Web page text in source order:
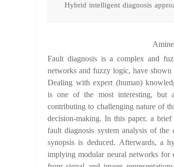
Hybrid intelligent diagnosis
Fault diagnosis is a complex and
networks and fuzzy logic, have
Dealing with expert (human)
is one of the most interesting, but
contributing to challenging nature of
decision-making. In this paper, a
fault diagnosis system analysis of
synopsis is deduced. Afterwards, a
implying modular neural networks for